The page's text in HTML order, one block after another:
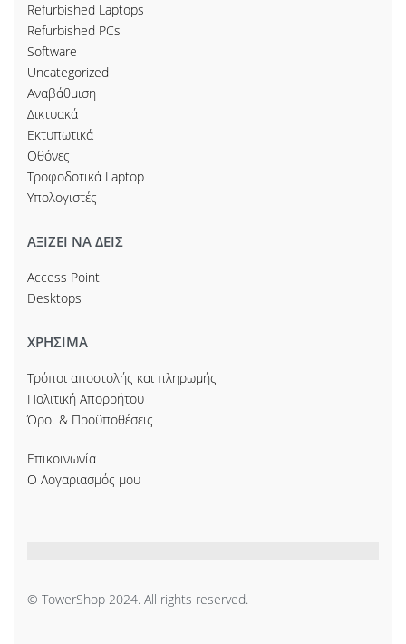
Refurbished Laptops
Refurbished PCs
Software
Uncategorized
Αναβάθμιση
Δικτυακά
Εκτυπωτικά
Οθόνες
Τροφοδοτικά Laptop
Υπολογιστές
ΑΞΙΖΕΙ ΝΑ ΔΕΙΣ
Access Point
Desktops
ΧΡΗΣΙΜΑ
Τρόποι αποστολής και πληρωμής
Πολιτική Απορρήτου
Όροι & Προϋποθέσεις
Επικοινωνία
Ο Λογαριασμός μου
© TowerShop 2024. All rights reserved.